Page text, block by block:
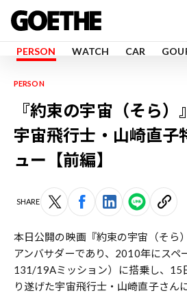
PERSON WATCH CAR
PERSON
『約束の宇宙（そら）
宇宙飛行士・山崎直子
ュー【前編】
SHARE
本日公開の映画『約束の宇宙（そら
アンバサダーであり、2010年にスペ
131/19Aミッション）に搭乗し、15
り遂げた宇宙飛行士・山崎直子さん